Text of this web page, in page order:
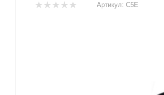
Артикул: C5E